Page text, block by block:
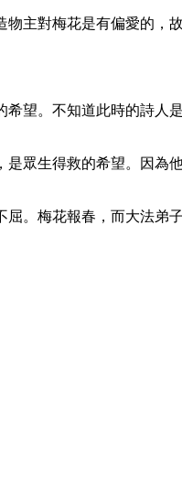
主對梅花是有偏愛的
望。不知道此時的詩
眾生得救的希望。因
。梅花報春，而大法